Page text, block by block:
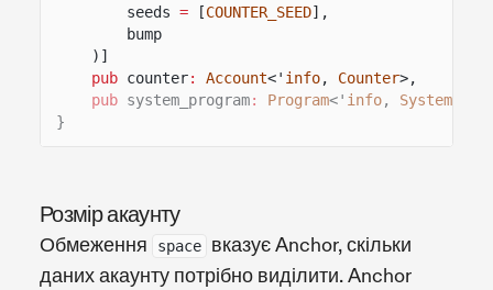
seeds = [COUNTER_SEED],
bump
)]
pub counter: Account<' info, Counter>,
pub system_program: Program<' info, System
}
Розмір акаунту
Обмеження space
вказує Anchor, скільки
даних акаунту потрібно виділити. Anchor